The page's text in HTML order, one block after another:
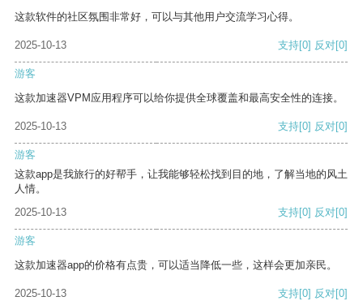
这款软件的社区氛围非常好，可以与其他用户交流学习心得。
2025-10-13 支持[0] 反对[0]
游客
这款加速器VPM应用程序可以给你提供全球覆盖和最高安全性的连接。
2025-10-13 支持[0] 反对[0]
游客
这款app是我旅行的好帮手，让我能够轻松找到目的地，了解当地的风土
人情。
2025-10-13
支持[0] 反对[0]
游客
这款加速器app的价格有点贵，可以适当降低一些，这样会更加亲民。
2025-10-13 支持[0] 反对[0]